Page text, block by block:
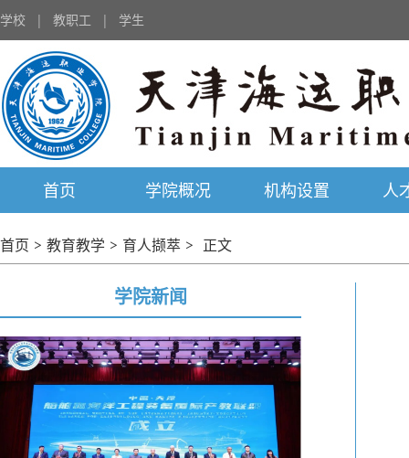
学校 | 教职工 | 学生
首页 学院概况 机构设置 人
首页 > 教育教学 > 育人撷萃 > 正文
学院新闻